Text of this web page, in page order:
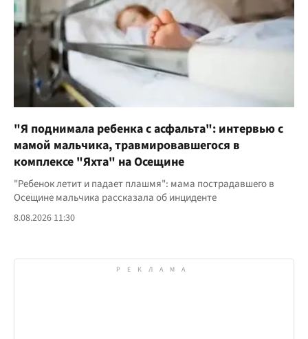
"Я поднимала ребенка с асфальта": интервью с
мамой мальчика, травмировавшегося в
комплексе "Яхта" на Осещине
"Ребенок летит и падает плашмя": мама пострадавшего в
Осещине мальчика рассказала об инциденте
8.08.2026 11:30